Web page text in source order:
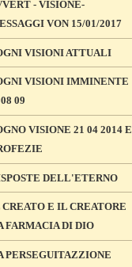
- VISIONE-
VON 15/01/2017
VISIONI ATTUALI
VISIONI IMMINENTE
09
VISIONE 21 04 2014 E
DELL'ETERNO
E IL CREATORE
FARMACIA DI DIO
PERSEGUITAZZIONE